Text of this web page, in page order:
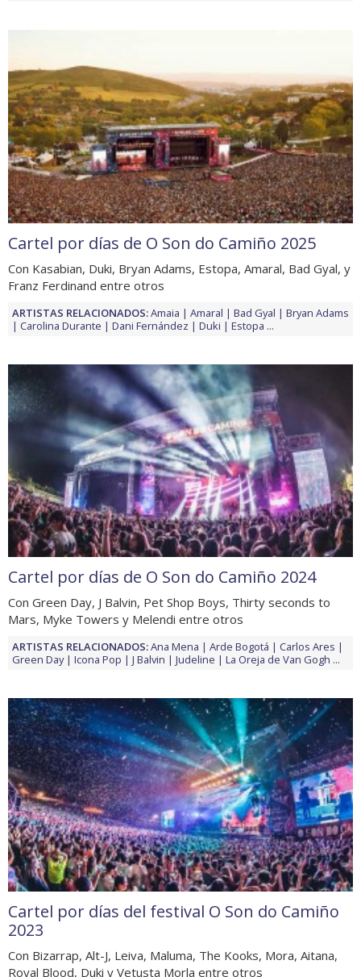
Cartel por días de O Son do Camiño 2025
Con Kasabian, Duki, Bryan Adams, Estopa, Amaral, Bad Gyal, y
Franz Ferdinand entre otros
ARTISTAS RELACIONADOS:Amaia Amaral Bad Gyal
Bryan Adams
Carolina Durante
Dani Fernández Duki Estopa ...
Cartel por días de O Son do Camiño 2024
Con Green Day, J Balvin, Pet Shop Boys, Thirty seconds to
Mars, Myke Towers y Melendi entre otros
ARTISTAS RELACIONADOS:Ana Mena Arde Bogotá
Carlos Ares
Green Day
Icona Pop J Balvin Judeline La Oreja de Van Gogh ...
Cartel por días del festival O Son do Camiño
2023
Con Bizarrap, Alt-J, Leiva, Maluma, The Kooks, Mora, Aitana,
Royal Blood, Duki y Vetusta Morla entre otros